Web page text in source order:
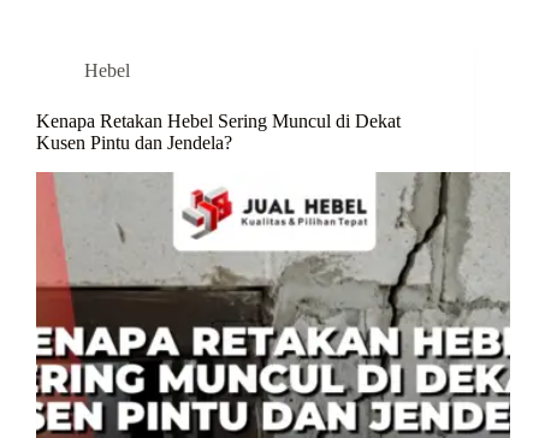
Hebel
Kenapa Retakan Hebel Sering Muncul di Dekat
Kusen Pintu dan Jendela?